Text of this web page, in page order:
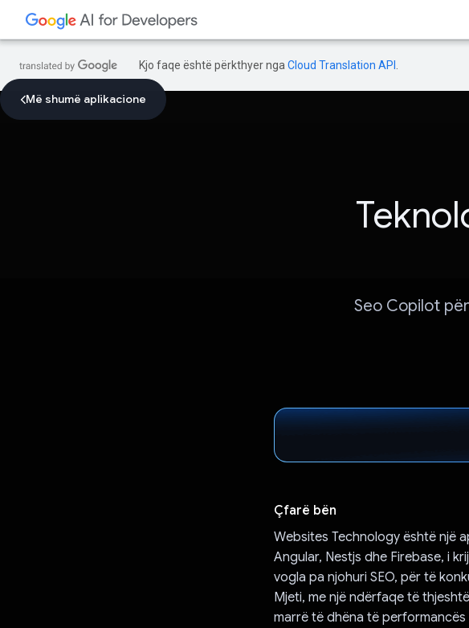
Kjo faqe është përkthyer nga Cloud Translation API
Më shumë aplikacione
Seo Copilot
Çfarë bën
Websites Technology është një
Angular, Nestjs dhe Firebase, i
vogla pa njohuri SEO, për të
Mjeti, me një ndërfaqe të
marrë të dhëna të